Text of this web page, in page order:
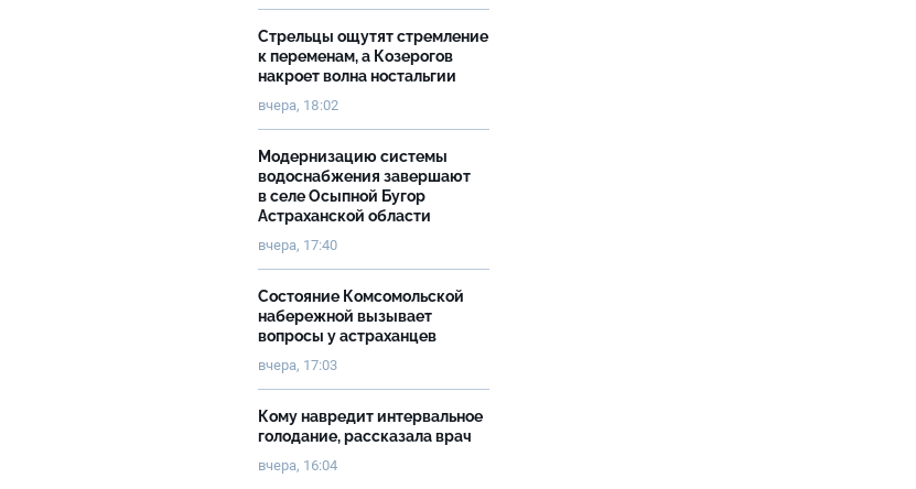
Стрельцы ощутят стремление
к переменам, а Козерогов
накроет волна ностальгии
вчера, 18:02
Модернизацию системы
водоснабжения завершают
в селе Осыпной Бугор
Астраханской области
вчера, 17:40
Состояние Комсомольской
набережной вызывает
вопросы у астраханцев
вчера, 17:03
Кому навредит интервальное
голодание, рассказала врач
вчера, 16:04